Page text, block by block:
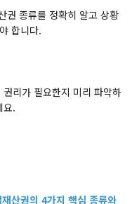
권 종류를 정확히 알고 상황
합니다.
리가 필요한지 미리 파악하
요.
산권의 4가지 핵심 종류와